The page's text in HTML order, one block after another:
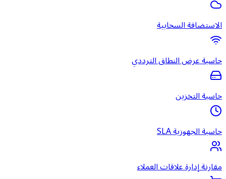
الاستضافة السحابية
حاسبة عرض النطاق الترددي
حاسبة التخزين
حاسبة الجهوزية SLA
مقارنة إدارة علاقات العملاء